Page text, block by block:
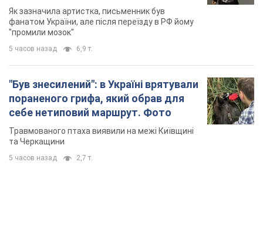
не знав, а тепер хоче геноциду
українців
Як зазначила артистка, письменник був
фанатом України, але після переїзду в РФ йому
"промили мозок"
5 часов назад 6,9 т.
"Був знесилений": в Україні врятували
пораненого грифа, який обрав для
себе нетиповий маршрут. Фото
Травмованого птаха виявили на межі Київщині
та Черкащини
5 часов назад 2,7 т.